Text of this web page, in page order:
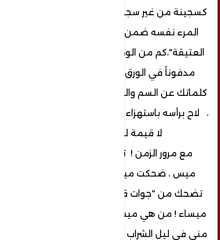
كسجينة من غير سجان!قالت:أحياناً يسجن
المرء نفسه ضمن وصايا من العادات
العتيقة"،كم من الوصايا كانت سماً قاتلاً
مدفوناً في الورق ؟ بالله عليك أعد
كلماتك عن السم والورق ،أعجبتني الفكرة
، لاح برأسه باستهزاء ،هذه الوصايا اهترأت ،
لا قيمة لها ،
مع مرور الزمن ! تعبت من الانتظار يا
ميس ، ضحكت ميساء وشعرت بأنها
تضحك من "جوات قلبها "، افتكرني .. أنا
ميساء ! من هي ميس ؟ تلك التي تأخذك
مني في ليل الشراب هذا ؟ألم تكتف "هذه